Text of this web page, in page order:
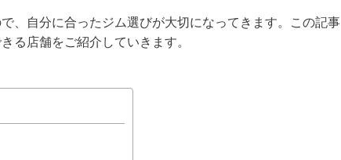
、自分に合ったジム選びが大切になってきます。この記事
る店舗をご紹介していきます。